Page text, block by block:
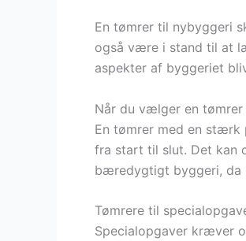
En tømrer til nybyggeri
også være i stand til at
aspekter af byggeriet
Når du vælger en
En tømrer med en
fra start til slut. Det kan
bæredygtigt byggeri, da
Tømrere til
Specialopgaver kræver